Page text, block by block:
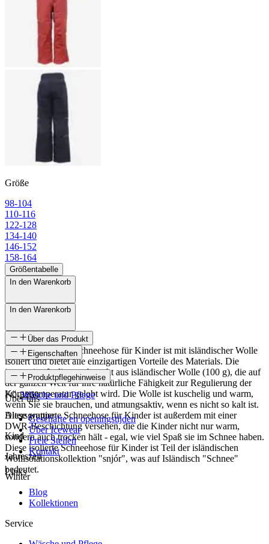
Größe
98-104
110-116
122-128
134-140
146-152
158-164
Größentabelle
In den Warenkorb
In den Warenkorb
Über das Produkt
Die snjór isolierte Schneehose für Kinder ist mit isländischer Wolle
isoliert und bietet alle einzigartigen Vorteile des Materials. Die
innovative Isolierung besteht aus isländischer Wolle (100 g), die auf
der ganzen Welt für ihre natürliche Fähigkeit zur Regulierung der
Körpertemperatur gelobt wird. Die Wolle ist kuschelig und warm,
wenn Sie sie brauchen, und atmungsaktiv, wenn es nicht so kalt ist.
Diese wattierte Schneehose für Kinder ist außerdem mit einer
DWR-Beschichtung versehen, die die Kinder nicht nur warm,
sondern auch trocken hält - egal, wie viel Spaß sie im Schnee haben.
Diese isolierte Schneehose für Kinder ist Teil der isländischen
Wollisolationskollektion "snjór", was auf Isländisch "Schnee"
bedeutet.
Eigenschaften
SKU
FC-3269
Altersgruppe
Kind
Jahreszeit
Winter
Produktpflegehinweise
Wäsche und Pflege
Über uns
Geschäfte en openingstijden
Über Icewear
Freie Stellen
Kontakt
Links
Blog
Kollektionen
Service